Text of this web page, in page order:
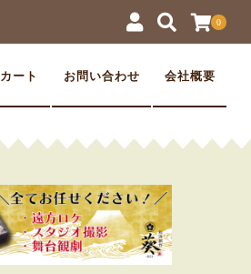
0
カート お問い合わせ 会社概要